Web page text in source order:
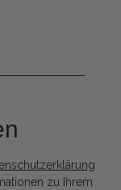
zu Ihrem